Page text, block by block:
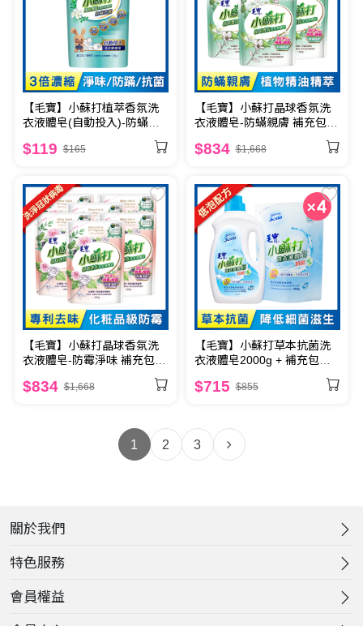
【毛寶】小蘇打植萃香氛洗
衣液體皂(自動投入)-防蟎抗
$119 $165
【毛寶】小蘇打晶球香氛洗
衣液體皂-防蟎親膚 補充包
$834 $1,668
【毛寶】小蘇打晶球香氛洗
衣液體皂-防霉淨味 補充包
$834 $1,668
【毛寶】小蘇打草本抗菌洗
衣液體皂2000g + 補充包
$715 $855
1 2 3
關於我們
特色服務
會員權益